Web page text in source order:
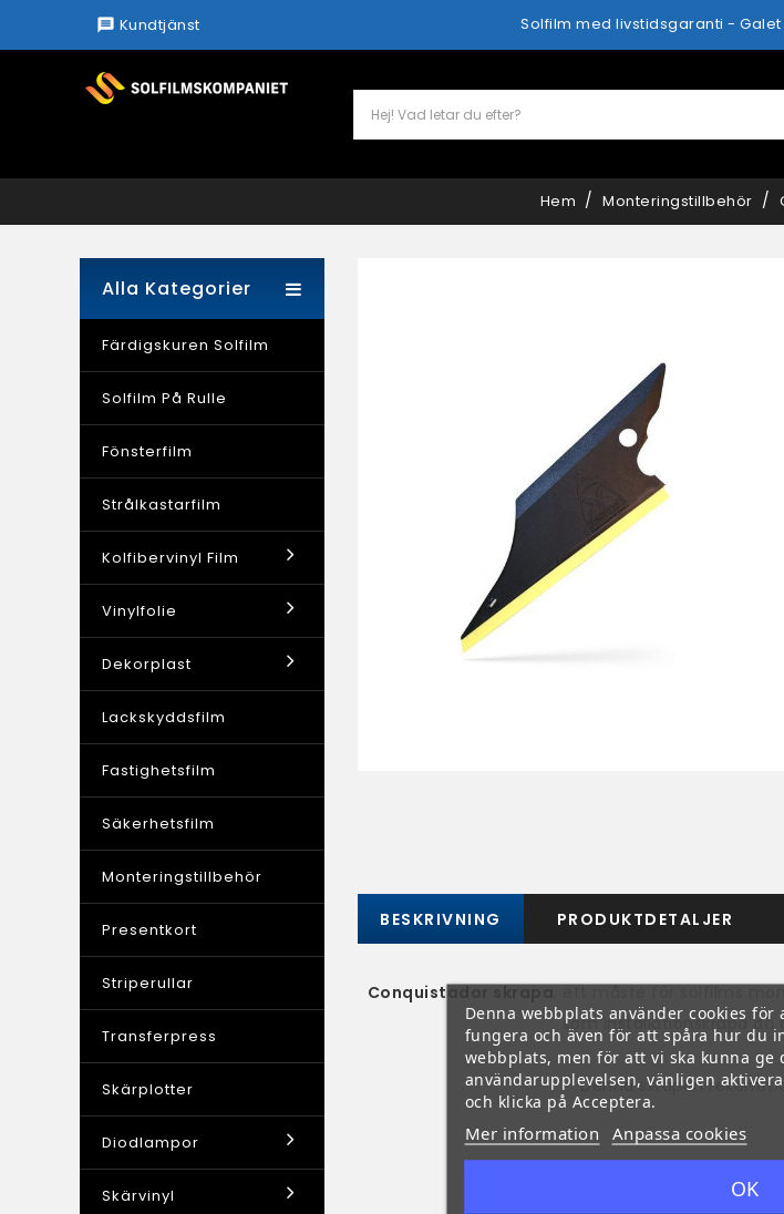
message Kundtjänst Solfilm med livstidsgaranti -
Hem Monteringstillbehör
Alla Kategorier
Färdigskuren Solfilm
Solfilm På Rulle
Fönsterfilm
Strålkastarfilm
Kolfibervinyl Film
Vinylfolie
Dekorplast
Lackskyddsfilm
Fastighetsfilm
Säkerhetsfilm
Monteringstillbehör
Presentkort
Striperullar
Transferpress
Skärplotter
Diodlampor
Skärvinyl
BESKRIVNING PRODUKTDETALJER
Conquistador skrapa, ett måste för solfilms
som installationskrapa då
Denna skrapan
Denna webbplats använder cookies
fungera och även för att spåra hur du
webbplats, men för att vi ska kunna ge
användarupplevelsen, vänligen
och klicka på Acceptera.
Mer information Anpassa cookies
OK